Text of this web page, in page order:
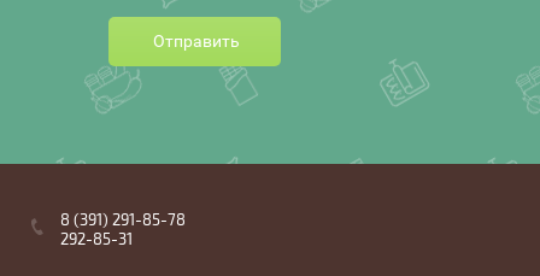
Отправить
8 (391) 291-85-78
292-85-31